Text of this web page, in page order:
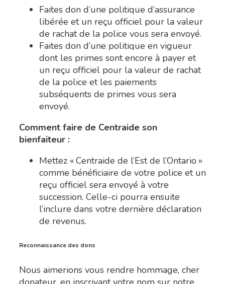
Faites don d’une politique d’assurance
libérée et un reçu officiel pour la valeur
de rachat de la police vous sera envoyé.
Faites don d’une politique en vigueur
dont les primes sont encore à payer et
un reçu officiel pour la valeur de rachat
de la police et les paiements
subséquents de primes vous sera
envoyé.
Comment faire de Centraide son
bienfaiteur :
Mettez « Centraide de l’Est de l’Ontario »
comme bénéficiaire de votre police et un
reçu officiel sera envoyé à votre
succession. Celle-ci pourra ensuite
l’inclure dans votre dernière déclaration
de revenus.
Reconnaissance des dons
Nous aimerions vous rendre hommage, cher